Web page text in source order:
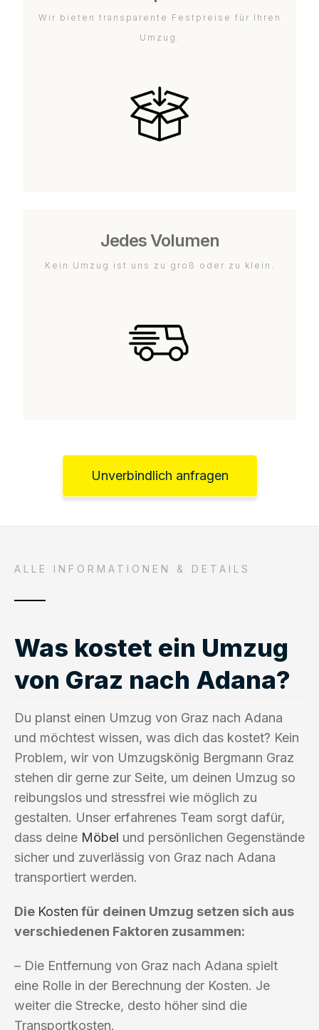
Wir bieten transparente Festpreise für Ihren
Umzug.
Jedes Volumen
Kein Umzug ist uns zu groß oder zu klein.
Unverbindlich anfragen
ALLE INFORMATIONEN & DETAILS
Was kostet ein Umzug
von Graz nach Adana?
Du planst einen Umzug von Graz nach Adana
und möchtest wissen, was dich das kostet? Kein
Problem, wir von Umzugskönig Bergmann Graz
stehen dir gerne zur Seite, um deinen Umzug so
reibungslos und stressfrei wie möglich zu
gestalten. Unser erfahrenes Team sorgt dafür,
dass deine Möbel und persönlichen Gegenstände
sicher und zuverlässig von Graz nach Adana
transportiert werden.
Die Kosten für deinen Umzug setzen sich aus
verschiedenen Faktoren zusammen:
– Die Entfernung von Graz nach Adana spielt
eine Rolle in der Berechnung der Kosten. Je
weiter die Strecke, desto höher sind die
Transportkosten.